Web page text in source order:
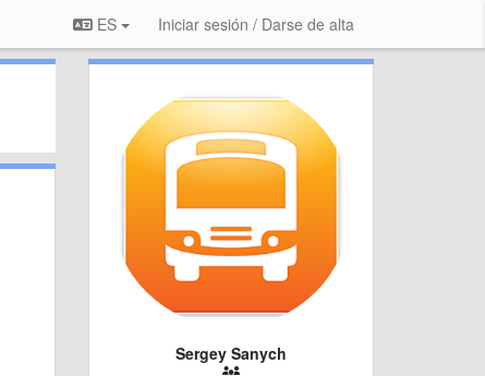
ES Iniciar sesión / Darse de alta
Sergey Sanych